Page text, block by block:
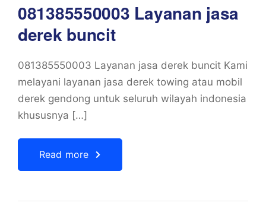
081385550003 Layanan jasa
derek buncit
081385550003 Layanan jasa derek buncit Kami
melayani layanan jasa derek towing atau mobil
derek gendong untuk seluruh wilayah indonesia
khususnya […]
Read more